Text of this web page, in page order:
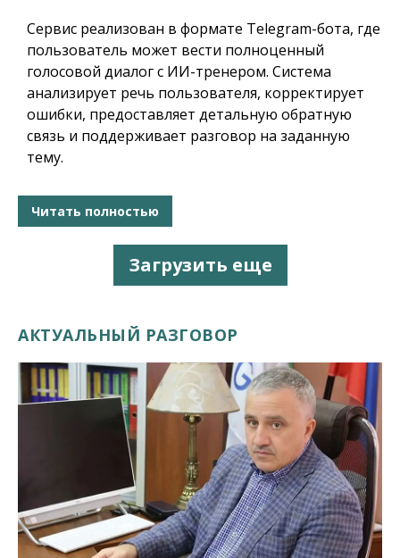
Сервис реализован в формате Telegram-бота, где
пользователь может вести полноценный
голосовой диалог с ИИ-тренером. Система
анализирует речь пользователя, корректирует
ошибки, предоставляет детальную обратную
связь и поддерживает разговор на заданную
тему.
Читать полностью
Загрузить еще
АКТУАЛЬНЫЙ РАЗГОВОР